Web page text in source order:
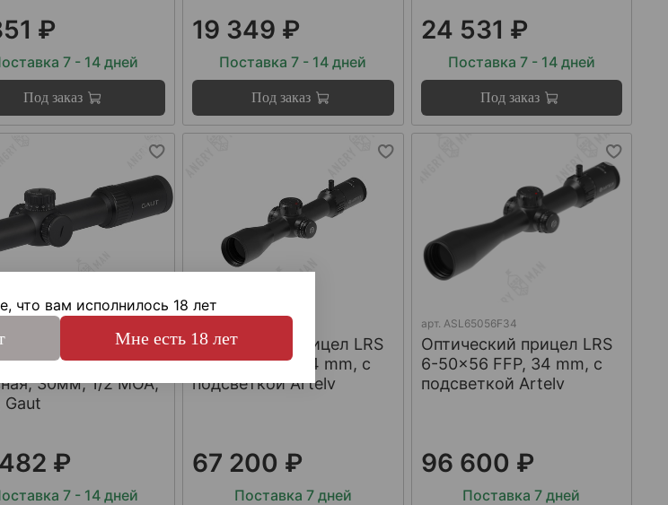
₽
7 - 14 дней
Под заказ
19 349 ₽
Поставка 7 - 14 дней
Под заказ
24 531 ₽
Поставка 7 - 14 дней
Под заказ
Nephrite 1-4x24,
92, подсветка
30мм, 1/2 МОА,
Gaut
₽
7 - 14 дней
Оптический прицел LRS
3-18x50 FFP, 34 mm, с
подсветкой Artelv
67 200 ₽
Поставка 7 дней
арт. ASL65056F34
Оптический прицел LRS
6-50x56 FFP, 34 mm, с
подсветкой Artelv
96 600 ₽
Поставка 7 дней
что вам исполнилось 18 лет
Мне есть 18 лет